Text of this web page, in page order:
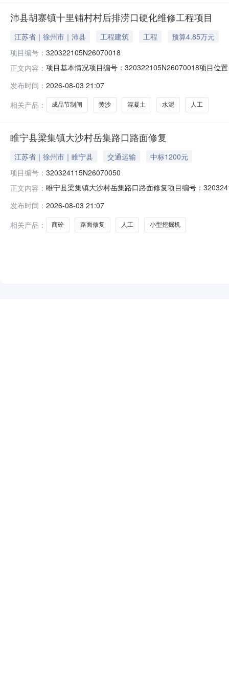
沛县胡寨镇十里铺村村后排涝口硬化维修工程项目
江苏省｜徐州市｜沛县 工程建筑 工程
预算4.85万元
项目编号： 320322105N26070018
正文内容： 项目基本情况项目编号：320322105N26070018项目位
源：财政拨款项目周期：--项目描述：该项目位于沛县胡
发布时间： 2026-08-03 21:07
相关产品：
成品节制闸 黄沙 混凝土 水泥 人工
睢宁县梁集镇大沙村岳集路口路面修复
江苏省｜徐州市｜睢宁县 交通运输
中标1200元
项目编号： 320324115N26070050
正文内容： 睢宁县梁集镇大沙村岳集路口路面修复项目编号：
预计商砼3立方，需用人工1人，小型挖掘机1台，工作时
发布时间： 2026-08-03 21:07
相关产品：
商砼 路面修复 人工 小型挖掘机